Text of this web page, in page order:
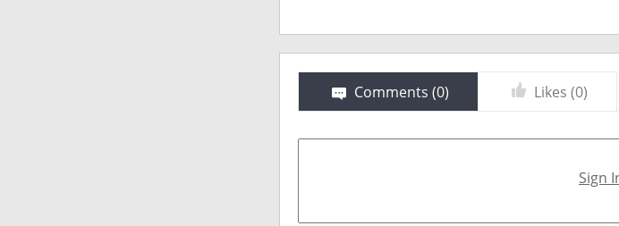
Comments (0) Likes (0)
Sign